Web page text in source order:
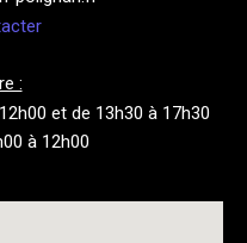
:
et de 13h30 à 17h30
à 12h00